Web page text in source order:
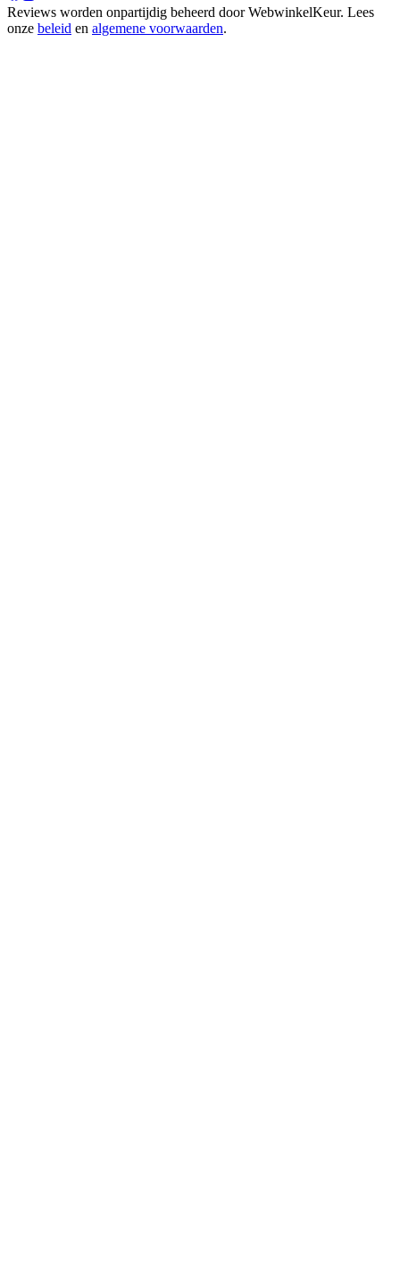
Reviews worden onpartijdig beheerd doorWebwinkelKeur. Lees
onze beleid en algemene voorwaarden.